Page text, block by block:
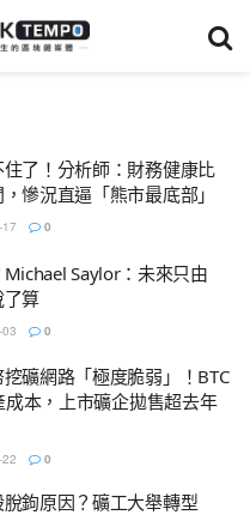
了！分析師：財務健康比
慘況直逼「熊市最底部」
0
Saylor：未來只由
了算
0
礦網路「極度脆弱」！BTC
本，上市礦企拋售超去年
0
鉤原因？礦工大舉轉型